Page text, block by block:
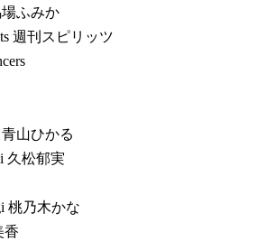
場ふみか
週刊スピリッツ
青山ひかる
久松郁実
桃乃木かな
香